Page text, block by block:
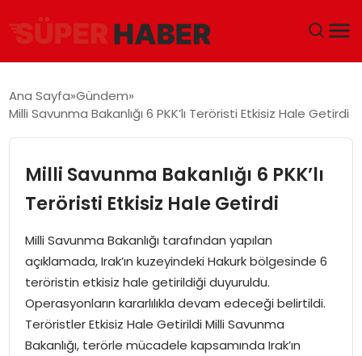
DÜNYA
EĞITIM
EKONOMI
MAGAZIN
SAĞLIK
Ana Sayfa Gündem
Milli Savunma Bakanlığı 6 PKK’lı Teröristi Etkisiz Hale Getirdi
Milli Savunma Bakanlığı 6 PKK’lı
Teröristi Etkisiz Hale Getirdi
Milli Savunma Bakanlığı tarafından yapılan
açıklamada, Irak’ın kuzeyindeki Hakurk bölgesinde 6
teröristin etkisiz hale getirildiği duyuruldu.
Operasyonların kararlılıkla devam edeceği belirtildi.
Teröristler Etkisiz Hale Getirildi Milli Savunma
Bakanlığı, terörle mücadele kapsamında Irak’ın